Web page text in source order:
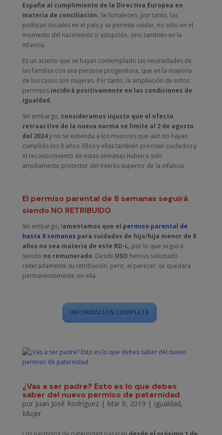
España al cumplimiento de la Directiva Europea en
materia de conciliación. Se fortalecen, por tanto, las
políticas sociales en el país y se permite cuidar, no sólo en el
momento del nacimiento o adopción, sino también en la
infancia.
Es un acierto que se hayan contemplado las necesidades de
las familias con una persona progenitora, que en la mayoría
de los casos son mujeres. Por tanto, la ampliación de estos
permisosincidirá positivamente en las condiciones de
igualdad.
Sin embargo, consideramos injusto que el efecto
retroactivo de la nueva norma se limite al 2 de agosto
del 2024y no se extienda a los menores que aún no hayan
cumplido los 8 años. Ellos y ellas también precisan cuidados y
el reconocimiento de estas semanas hubiera sido
ampliamente protector del interés superior de la infancia.
El permiso parental de 8 semanas seguirá
siendo NO RETRIBUIDO
Sin embargo, lamentamos que el permiso parental de
hasta 8 semanas para cuidados de hijo/hija menor de 8
años no sea materia de este RD-L,por lo que seguirá
siendo no remunerado. Desde USO hemos solicitado
reiteradamente su retribución, pero, al parecer, se quedará
permanentemente sin ella.
INFORMACIÓN COMPLETA
¿Vas a ser padre? Esto es lo que debes
saber del nuevo permiso de paternidad
por Juan José Rodríguez| Mar 8, 2019 | Igualdad,
Mujer